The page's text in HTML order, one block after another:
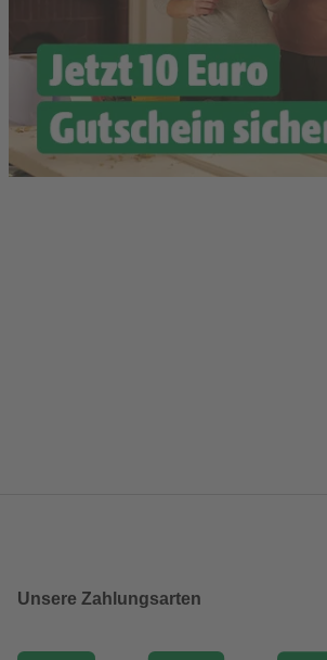
Unsere Zahlungsarten